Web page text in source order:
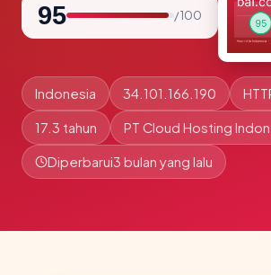
95 / 100
Indonesia 34.101.166.190
17.3 tahun PT Cloud Hosting
Diperbarui3 bulan yang lalu